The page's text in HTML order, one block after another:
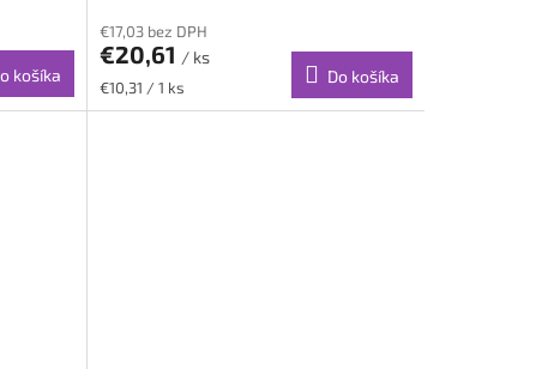
košíka
€17,03 bez DPH
€20,61 / ks
Jednotková
cena:
€10,31 / 1 ks
Do košíka